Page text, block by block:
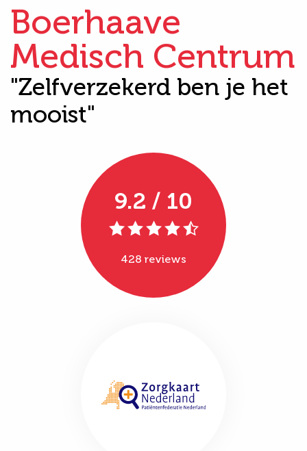
Boerhaave
Medisch Centrum
"Zelfverzekerd ben je het
mooist"
9.2 / 10
428 reviews